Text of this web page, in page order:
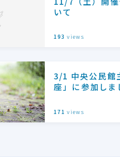
いて
193 views
3/1 中央公民館
座」に参加しま
171 views